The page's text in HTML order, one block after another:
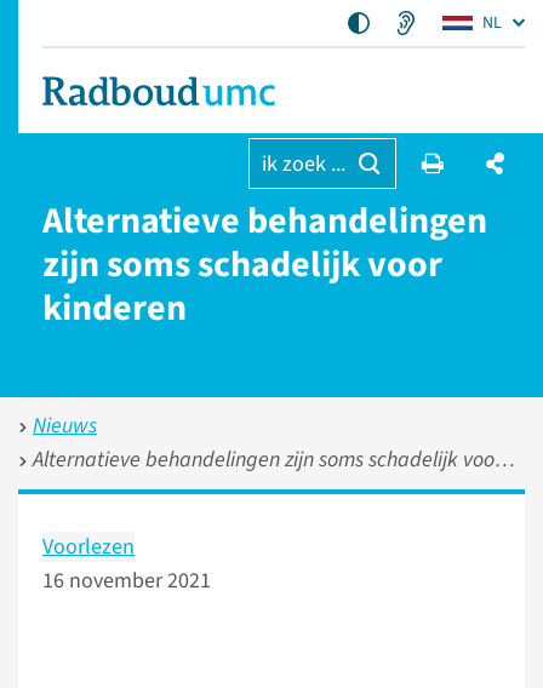
NL
ik zoek ...
Alternatieve behandelingen
zijn soms schadelijk voor
kinderen
Nieuws
Alternatieve behandelingen zijn soms schadelijk voor kinderen
Voorlezen
16 november 2021